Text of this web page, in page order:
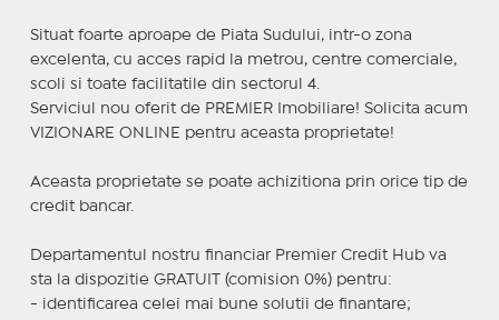
Situat foarte aproape de Piata Sudului, intr-o zona
excelenta, cu acces rapid la metrou, centre comerciale,
scoli si toate facilitatile din sectorul 4.
Serviciul nou oferit de PREMIER Imobiliare! Solicita acum
VIZIONARE ONLINE pentru aceasta proprietate!
Aceasta proprietate se poate achizitiona prin orice tip de
credit bancar.
Departamentul nostru financiar Premier Credit Hub va
sta la dispozitie GRATUIT (comision 0%) pentru:
- identificarea celei mai bune solutii de finantare;